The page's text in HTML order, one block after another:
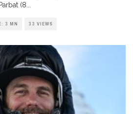
(8
3 MN 33 VIEWS